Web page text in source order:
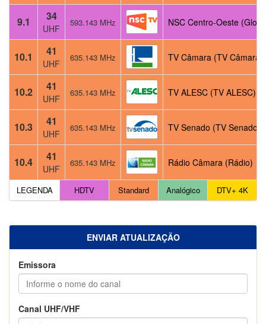
9.1 34
UHF
593.143 MHz NSC Centro-Oeste
10.1 41
UHF
635.143 MHz TV Câmara (TV Câmara)
10.2 41
UHF
635.143 MHz TV ALESC (TV ALESC)
10.3 41
UHF
635.143 MHz TV Senado (TV Senado)
10.4 41
UHF
635.143 MHz Rádio Câmara (Rádio)
LEGENDA HDTV Standard Analógico DTV+ 4K
ENVIAR ATUALIZAÇÃO
Emissora
Canal UHF/VHF